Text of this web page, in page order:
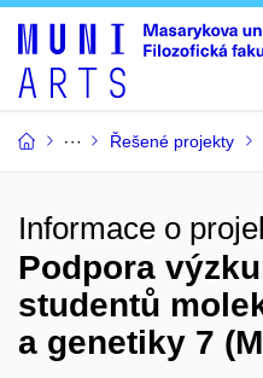
Řešené projekty
Informace o
Podpora
studentů
a genetiky 7